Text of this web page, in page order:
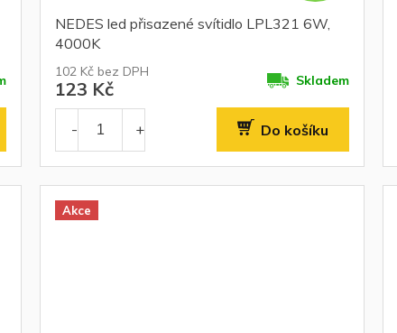
NEDES led přisazené svítidlo LPL321 6W,
4000K
102 Kč bez DPH
123 Kč Skladem
Do košíku
Akce